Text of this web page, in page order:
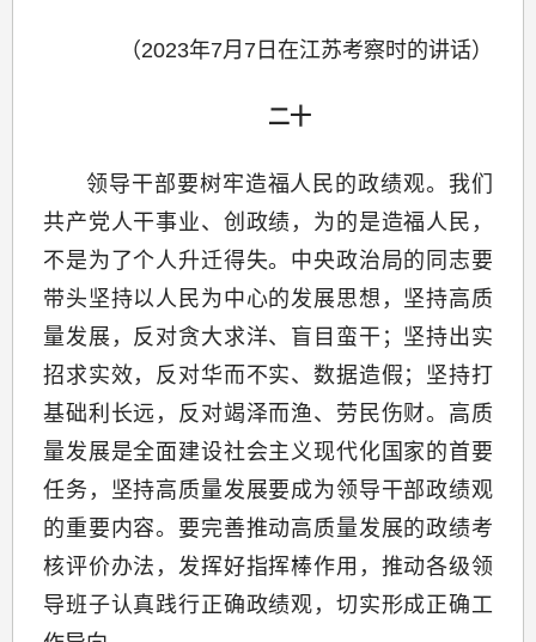
（2023年7月7日在江苏考察时的讲话）
二十
领导干部要树牢造福人民的政绩观。我们
共产党人干事业、创政绩，为的是造福人民，
不是为了个人升迁得失。中央政治局的同志要
带头坚持以人民为中心的发展思想，坚持高质
量发展，反对贪大求洋、盲目蛮干；坚持出实
招求实效，反对华而不实、数据造假；坚持打
基础利长远，反对竭泽而渔、劳民伤财。高质
量发展是全面建设社会主义现代化国家的首要
任务，坚持高质量发展要成为领导干部政绩观
的重要内容。要完善推动高质量发展的政绩考
核评价办法，发挥好指挥棒作用，推动各级领
导班子认真践行正确政绩观，切实形成正确工